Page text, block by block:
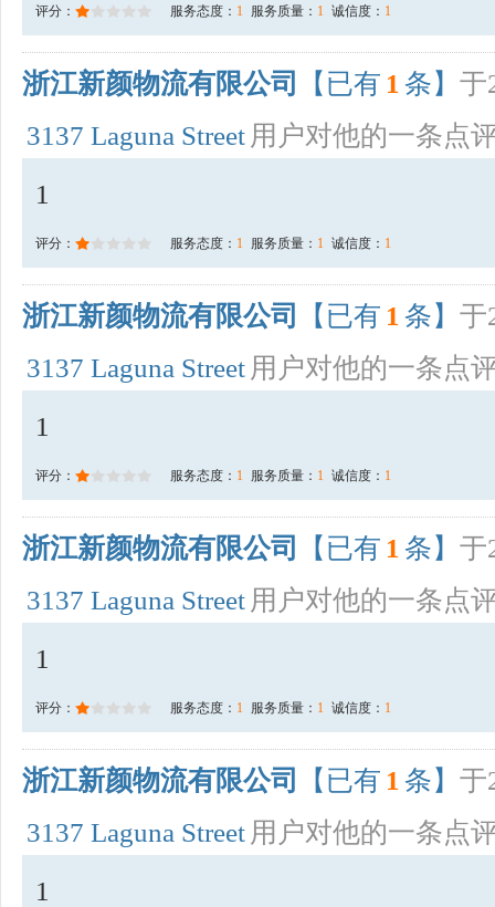
评分： 服务态度： 1 服务质量： 1 诚信度： 1
浙江新颜物流有限公司 【已有 1 条】 于
3137 Laguna Street 用户对他的一条点
1
评分： 服务态度： 1 服务质量： 1 诚信度： 1
浙江新颜物流有限公司 【已有 1 条】 于
3137 Laguna Street 用户对他的一条点
1
评分： 服务态度： 1 服务质量： 1 诚信度： 1
浙江新颜物流有限公司 【已有 1 条】 于
3137 Laguna Street 用户对他的一条点
1
评分： 服务态度： 1 服务质量： 1 诚信度： 1
浙江新颜物流有限公司 【已有 1 条】 于
3137 Laguna Street 用户对他的一条点
1